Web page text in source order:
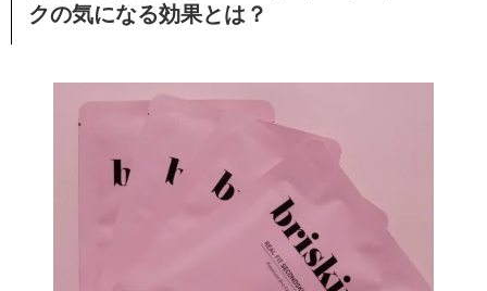
クの気になる効果とは？